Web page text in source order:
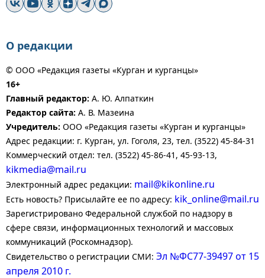
О редакции
© ООО «Редакция газеты «Курган и курганцы»
16+
Главный редактор: А. Ю. Алпаткин
Редактор сайта: А. В. Мазеина
Учредитель: ООО «Редакция газеты «Курган и курганцы»
Адрес редакции: г. Курган, ул. Гоголя, 23, тел. (3522) 45-84-31
Коммерческий отдел: тел. (3522) 45-86-41, 45-93-13,
kikmedia@mail.ru
Электронный адрес редакции: mail@kikonline.ru
Есть новость? Присылайте ее по адресу: kik_online@mail.ru
Зарегистрировано Федеральной службой по надзору в
сфере связи, информационных технологий и массовых
коммуникаций (Роскомнадзор).
Свидетельство о регистрации СМИ: Эл №ФС77-39497 от 15
апреля 2010 г.